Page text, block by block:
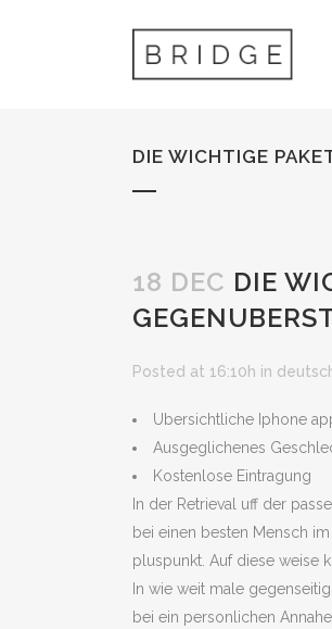
DIE WICHTIGE
18 DEC DIE
Posted at 16:10h in
Ubersichtliche Iphone
Ausgeglichenes
Kostenlose Eintragung
In der Retrieval uff der
bei einen besten Mensch
pluspunkt. Auf diese weise
In wie weit male
bei ein personlichen